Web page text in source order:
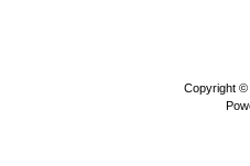
Copyright